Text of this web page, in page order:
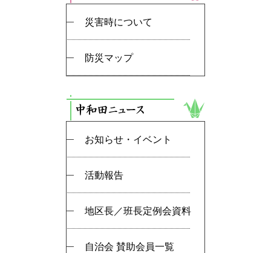
災害時について
防災マップ
お知らせ・イベント
活動報告
地区長／班長定例会資料
自治会 賛助会員一覧